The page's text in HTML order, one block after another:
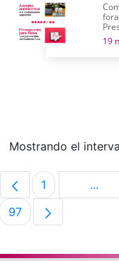
19
Mostrando el
Página
1 ...
Página
97